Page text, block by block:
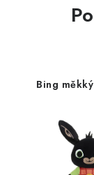
Bing